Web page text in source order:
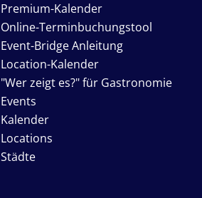
Premium-Kalender
Online-Terminbuchungstool
Event-Bridge Anleitung
Location-Kalender
"Wer zeigt es?" für Gastronomie
Events
Kalender
Locations
Städte